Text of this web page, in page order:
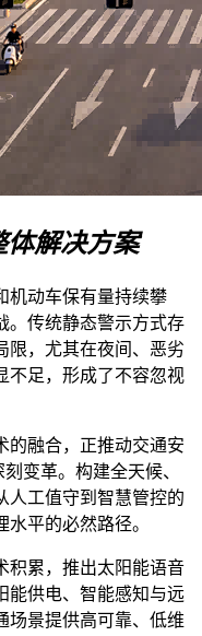
解决方案
机动车保有量持续攀
。传统静态警示方式存
限，尤其在夜间、恶劣
不足，形成了不容忽视
的融合，正推动交通安
变革。构建全天候、
人工值守到智慧管控的
平的必然路径。
积累，推出太阳能语音
能供电、智能感知与远
场景提供高可靠、低维